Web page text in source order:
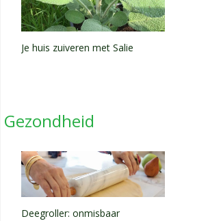
Je huis zuiveren met Salie
Gezondheid
Deegroller: onmisbaar